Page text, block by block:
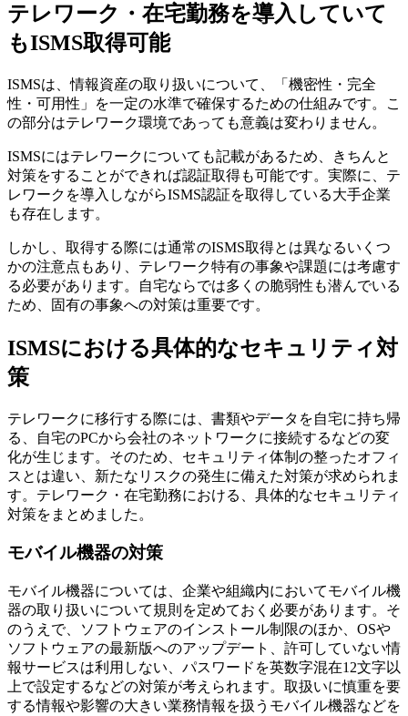
テレワーク・在宅勤務を導入していて
もISMS取得可能
ISMSは、情報資産の取り扱いについて、「機密性・完全
性・可用性」を一定の水準で確保するための仕組みです。こ
の部分はテレワーク環境であっても意義は変わりません。
ISMSにはテレワークについても記載があるため、きちんと
対策をすることができれば認証取得も可能です。実際に、テ
レワークを導入しながらISMS認証を取得している大手企業
も存在します。
しかし、取得する際には通常のISMS取得とは異なるいくつ
かの注意点もあり、テレワーク特有の事象や課題には考慮す
る必要があります。自宅ならでは多くの脆弱性も潜んでいる
ため、固有の事象への対策は重要です。
ISMSにおける具体的なセキュリティ対
策
テレワークに移行する際には、書類やデータを自宅に持ち帰
る、自宅のPCから会社のネットワークに接続するなどの変
化が生じます。そのため、セキュリティ体制の整ったオフィ
スとは違い、新たなリスクの発生に備えた対策が求められま
す。テレワーク・在宅勤務における、具体的なセキュリティ
対策をまとめました。
モバイル機器の対策
モバイル機器については、企業や組織内においてモバイル機
器の取り扱いについて規則を定めておく必要があります。そ
のうえで、ソフトウェアのインストール制限のほか、OSや
ソフトウェアの最新版へのアップデート、許可していない情
報サービスは利用しない、パスワードを英数字混在12文字以
上で設定するなどの対策が考えられます。取扱いに慎重を要
する情報や影響の大きい業務情報を扱うモバイル機器などを